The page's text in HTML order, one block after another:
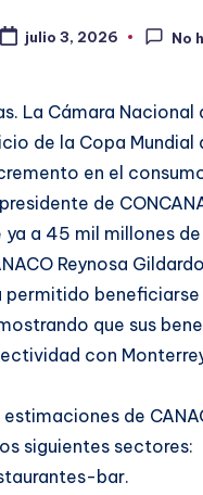
julio 3, 2026 No
La Cámara
de la Copa
en el
de
ya a 45 mil millones
Reynosa
permitido
que sus
con
de
siguientes sectores:
bar.